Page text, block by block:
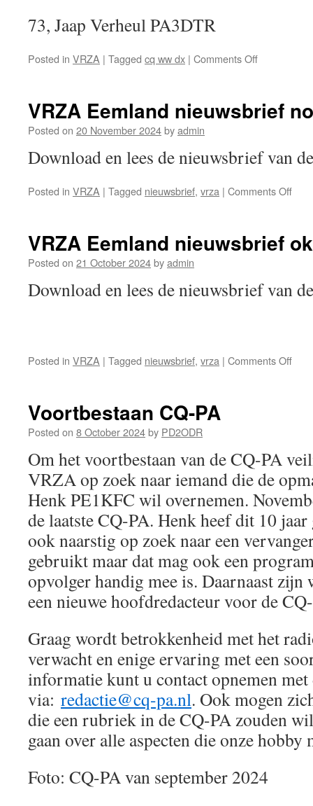
73, Jaap Verheul PA3DTR
Posted in VRZA | Tagged cq ww dx | Comments Offon
de
DX
weekend
VRZA Eemland nieuwsbrief
Posted on 20 November 2024byadmin
Download en lees de nieuwsbrief van
Posted in VRZA | Tagged nieuwsbrief, vrza | Comments Offon
VRZA Eemland nieuwsbrief
Posted on 21 October 2024byadmin
Download en lees de nieuwsbrief van
Posted in VRZA | Tagged nieuwsbrief, vrza | Comments Offon
Voortbestaan CQ-PA
Posted on 8 October 2024by PD2ODR
Om het voortbestaan van de CQ-PA
VRZA op zoek naar iemand die de
Henk PE1KFC wil overnemen.
de laatste CQ-PA. Henk heef dit 10
ook naarstig op zoek naar een
gebruikt maar dat mag ook een
opvolger handig mee is. Daarnaast zijn
een nieuwe hoofdredacteur voor de
Graag wordt betrokkenheid met het
verwacht en enige ervaring met een
informatie kunt u contact opnemen met
via: redactie@cq-pa.nl. Ook mogen
die een rubriek in de CQ-PA zouden
gaan over alle aspecten die onze hobby
Foto: CQ-PA van september 2024